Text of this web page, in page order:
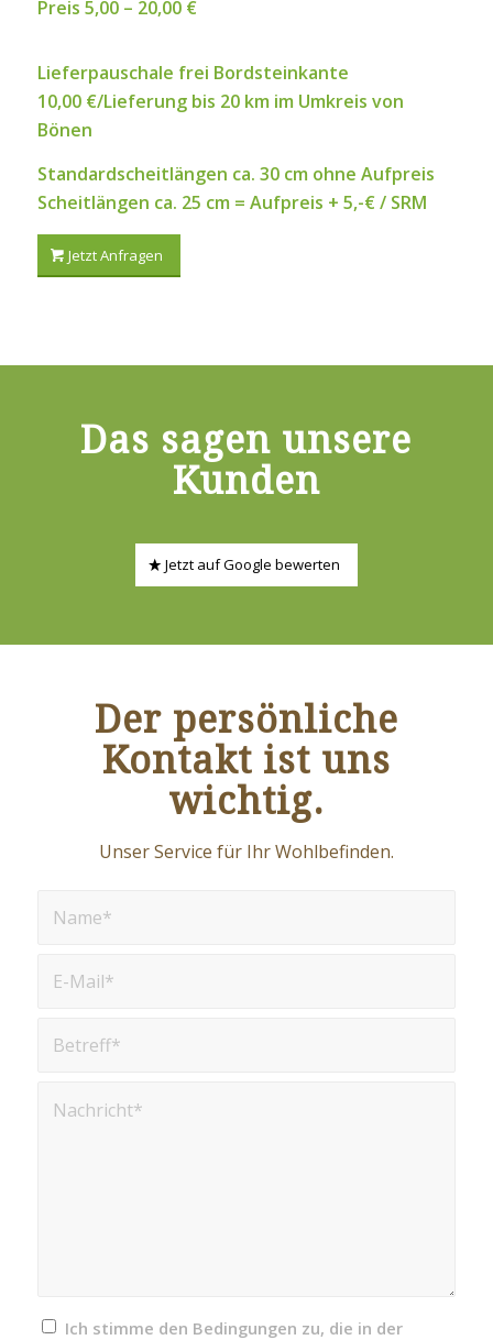
Preis 5,00 – 20,00 €
Lieferpauschale frei Bordsteinkante
10,00 €/Lieferung bis 20 km im Umkreis von
Bönen
Standardscheitlängen ca. 30 cm ohne Aufpreis
Scheitlängen ca. 25 cm = Aufpreis + 5,-€ / SRM
Jetzt Anfragen
Das sagen unsere
Kunden
Jetzt auf Google bewerten
Der persönliche
Kontakt ist uns
wichtig.
Unser Service für Ihr Wohlbefinden.
Ich stimme den Bedingungen zu, die in der